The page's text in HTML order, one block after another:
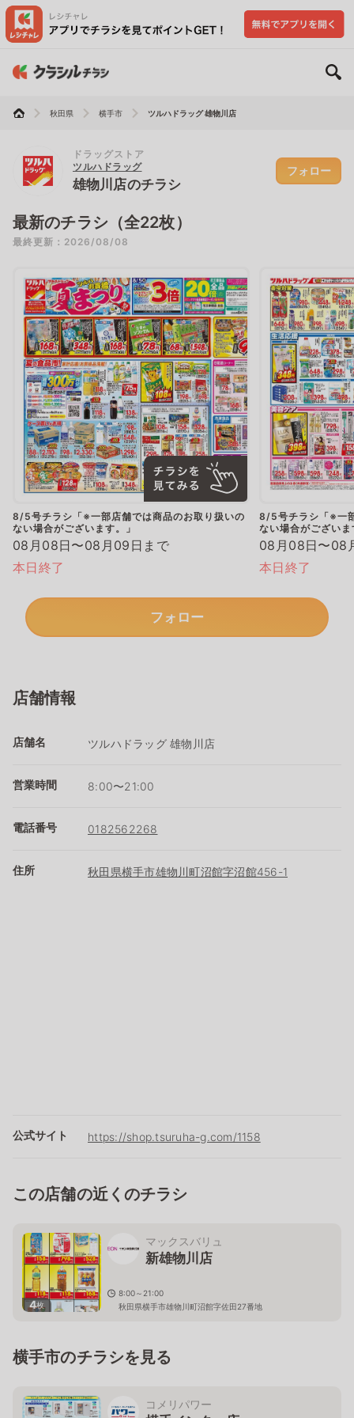
秋田県 横手市 ツルハドラッグ 雄物川店
ドラッグストア
ツルハドラッグ
雄物川店のチラシ
フォロー
最新のチラシ（全22枚）
最終更新：2026/08/08
8/5号チラシ「※一部店舗では商品のお取り扱いの
ない場合がございます。」
08月08日〜08月09日まで
本日終了
8/5号チラシ「※一
ない場合がございま
08月08日〜08
本日終了
フォロー
店舗情報
店舗名 ツルハドラッグ 雄物川店
営業時間 8:00〜21:00
電話番号 0182562268
住所 秋田県横手市雄物川町沼館字沼館456-1
公式サイト https://shop.tsuruha-g.com/1158
この店舗の近くのチラシ
4枚
マックスバリュ
新雄物川店
8:00～21:00
秋田県横手市雄物川町沼館字佐田27番地
横手市のチラシを見る
コメリパワー